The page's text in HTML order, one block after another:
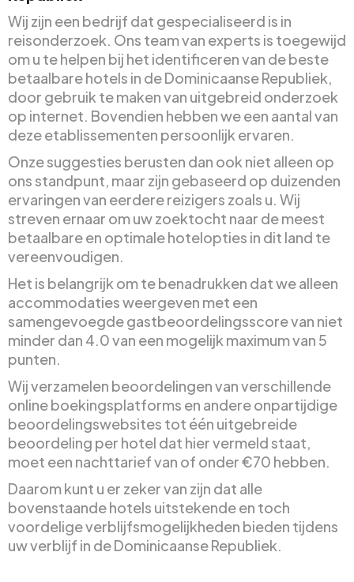
Wij zijn een bedrijf dat gespecialiseerd is in
reisonderzoek. Ons team van experts is toegewijd
om u te helpen bij het identificeren van de beste
betaalbare hotels in de Dominicaanse Republiek,
door gebruik te maken van uitgebreid onderzoek
op internet. Bovendien hebben we een aantal van
deze etablissementen persoonlijk ervaren.
Onze suggesties berusten dan ook niet alleen op
ons standpunt, maar zijn gebaseerd op duizenden
ervaringen van eerdere reizigers zoals u. Wij
streven ernaar om uw zoektocht naar de meest
betaalbare en optimale hotelopties in dit land te
vereenvoudigen.
Het is belangrijk om te benadrukken dat we alleen
accommodaties weergeven met een
samengevoegde gastbeoordelingsscore van niet
minder dan 4.0 van een mogelijk maximum van 5
punten.
Wij verzamelen beoordelingen van verschillende
online boekingsplatforms en andere onpartijdige
beoordelingswebsites tot één uitgebreide
beoordeling per hotel dat hier vermeld staat,
moet een nachttarief van of onder €70 hebben.
Daarom kunt u er zeker van zijn dat alle
bovenstaande hotels uitstekende en toch
voordelige verblijfsmogelijkheden bieden tijdens
uw verblijf in de Dominicaanse Republiek.